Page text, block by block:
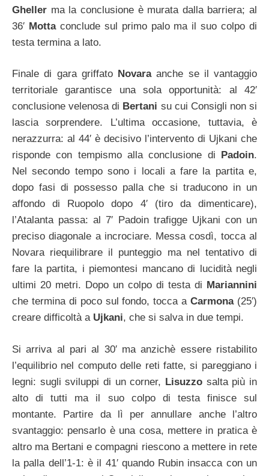
Gheller ma la conclusione è murata dalla barriera; al
36′ Motta conclude sul primo palo ma il suo colpo di
testa termina a lato.
Finale di gara griffato Novaraanche se il vantaggio
territoriale garantisce una sola opportunità: al 42′
conclusione velenosa di Bertani su cui Consigli non si
lascia sorprendere. L’ultima occasione, tuttavia, è
nerazzurra: al 44′ è decisivo l’intervento di Ujkani che
risponde con tempismo alla conclusione di Padoin.
Nel secondo tempo sono i locali a fare la partita e,
dopo fasi di possesso palla che si traducono in un
affondo di Ruopolo dopo 4′ (tiro da dimenticare),
l’Atalanta passa: al 7′ Padoin trafigge Ujkani con un
preciso diagonale a incrociare. Messa cosdì, tocca al
Novara riequilibrare il punteggio ma nel tentativo di
fare la partita, i piemontesi mancano di lucidità negli
ultimi 20 metri. Dopo un colpo di testa di Mariannini
che termina di poco sul fondo, tocca aCarmona (25′)
creare difficoltà a Ujkani, che si salva in due tempi.
Si arriva al pari al 30′ ma anzichè essere ristabilito
l’equilibrio nel computo delle reti fatte, si pareggiano i
legni: sugli sviluppi di un corner, Lisuzzo salta più in
alto di tutti ma il suo colpo di testa finisce sul
montante. Partire da lì per annullare anche l’altro
svantaggio: pensarlo è una cosa, mettere in pratica è
altro ma Bertani e compagni riescono a mettere in rete
la palla dell’1-1: è il 41′ quando Rubin insacca con un